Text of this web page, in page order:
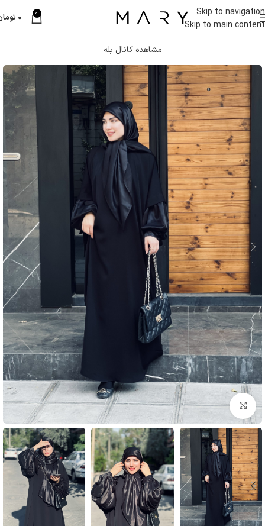
Skip to navigation
Skip to main content
0
0
مشاهده کانال بله
بزرگنمایی تصویر